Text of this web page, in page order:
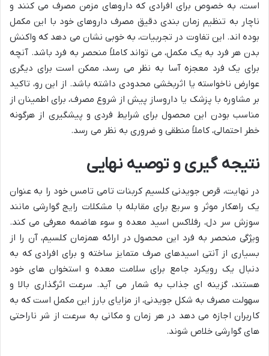
است، به خصوص برای افرادی که داروهای مزمن مصرف می کنند و
ناچار به تنظیم زمان بندی دقیق مصرف داروهای خود با این مکمل
بوده اند. این تفاوت در تجربیات، به خوبی نشان می دهد که واکنش
بدن هر فرد به یک مکمل، می تواند کاملاً منحصر به فرد باشد. آنچه
برای یک فرد معجزه آسا به نظر می رسد، ممکن است برای دیگری
عوارض ناخواسته یا اثربخشی محدودی داشته باشد. از این رو، تاکید
بر مشاوره با پزشک یا داروساز پیش از شروع مصرف، برای اطمینان از
مناسب بودن این محصول برای شرایط فردی و پیشگیری از هرگونه
خطر احتمالی، کاملاً منطقی و ضروری به نظر می رسد.
نتیجه گیری و توصیه نهایی
در نهایت، قرص جویدنی کلسیم کربنات تامی تامس خود را به عنوان
یک راهکار موثر و سریع برای مقابله با مشکلات رایج گوارشی مانند
سوزش سر دل، رفلاکس اسید معده و سوء هاضمه معرفی می کند.
ویژگی منحصر به فرد این محصول در ارائه همزمان کلسیم، آن را از
بسیاری از آنتی اسیدهای صرف متمایز ساخته و برای افرادی که به
دنبال یک رویکرد جامع برای سلامت معده و استخوان های خود
هستند، گزینه ای جذاب به شمار می آید. سرعت اثرگذاری بالا و
سهولت مصرف به شکل جویدنی، از مزایای بارز این مکمل است که به
کاربران اجازه می دهد در هر زمان و مکانی به سرعت از شر ناراحتی
های گوارشی خلاص شوند.